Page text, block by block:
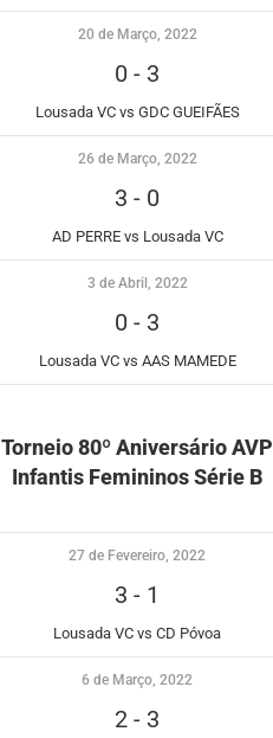
20 de Março, 2022
0 - 3
Lousada VC vs GDC GUEIFÃES
26 de Março, 2022
3 - 0
AD PERRE vs Lousada VC
3 de Abril, 2022
0 - 3
Lousada VC vs AAS MAMEDE
Torneio 80º Aniversário AVP
Infantis Femininos Série B
27 de Fevereiro, 2022
3 - 1
Lousada VC vs CD Póvoa
6 de Março, 2022
2 - 3